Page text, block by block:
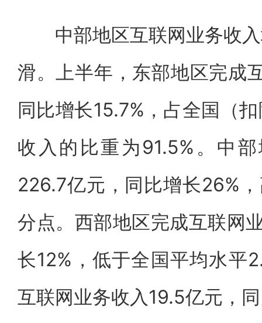
中部地区互联网业务收入
滑。上半年，东部地区完成
同比增长15.7%，占全国（
收入的比重为91.5%。中
226.7亿元，同比增长26%
分点。西部地区完成互联网
长12%，低于全国平均水平
互联网业务收入19.5亿元，